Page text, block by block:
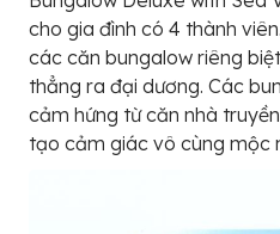
cho gia đình có 4 thành
các căn bungalow riêng
thẳng ra đại dương. Các
cảm hứng từ căn nhà
tạo cảm giác vô cùng mộc